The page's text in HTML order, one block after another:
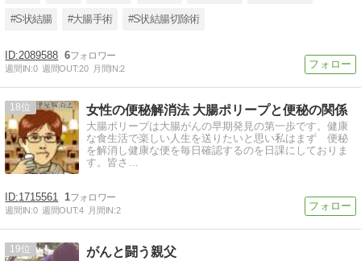
#S状結腸 #大腸手術 #S状結腸切除術
2089588 6
週間IN:0 週間OUT:20 月間IN:2
18 女性の便秘解消法 大腸ポリープと便秘の関係
大腸ポリープは大腸がんの早期発見の第一歩です。健康
な食生活で楽しい人生を送りたいと思い私はまず 便秘
を解消し健康な便を毎日確認するのを日課にしておりま
す。皆さ…
1715561 1
週間IN:0 週間OUT:4 月間IN:2
19 がんと闘う親父